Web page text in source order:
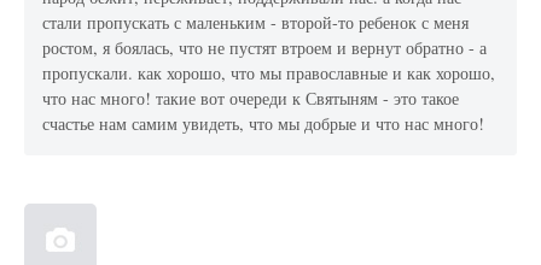
стали пропускать с маленьким - второй-то ребенок с меня
ростом, я боялась, что не пустят втроем и вернут обратно - а
пропускали. как хорошо, что мы православные и как хорошо,
что нас много! такие вот очереди к Святыням - это такое
счастье нам самим увидеть, что мы добрые и что нас много!